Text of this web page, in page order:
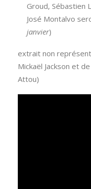
Groud, Sébastien
José Montalvo
janvier)
extrait non
Mickaël Jackson et
Attou)